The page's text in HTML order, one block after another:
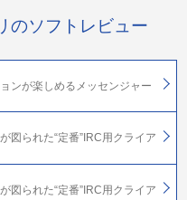
のソフトレビュー
ンが楽しめるメッセンジャー
図られた“定番”IRC用クライア
図られた“定番”IRC用クライア